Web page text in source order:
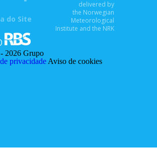
do Site
delivered by
the Norwegian
Meteorological
Institute and the NRK
2026 Grupo
privacidade Aviso de cookies